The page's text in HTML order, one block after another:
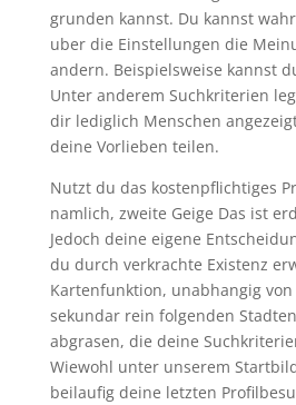
grunden kannst. Du kannst
uber die Einstellungen die
andern. Beispielsweise kannst
Unter anderem Suchkriterien
dir lediglich Menschen
deine Vorlieben teilen.
Nutzt du das kostenpflichtiges
namlich, zweite Geige Das ist
Jedoch deine eigene
du durch verkrachte Existenz
Kartenfunktion, unabhangig
sekundar rein folgenden
abgrasen, die deine
Wiewohl unter unserem
beilaufig deine letzten